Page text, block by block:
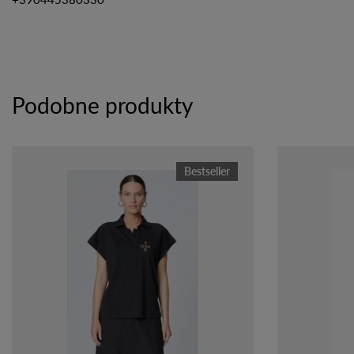
Podobne produkty
Bestseller